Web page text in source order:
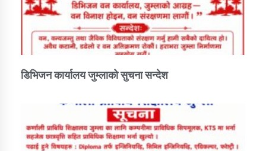
डिभिजन कार्यालय जुम्लाको सुचना सन्देश